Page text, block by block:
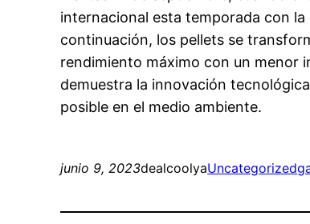
internacional esta temporada con la
continuación, los pellets se
rendimiento máximo con un menor
demuestra la innovación
posible en el medio ambiente.
junio 9, 2023dealcoolyaUncategorized